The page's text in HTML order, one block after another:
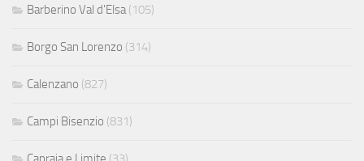
Barberino Val d'Elsa(105)
Borgo San Lorenzo (314)
Calenzano (827)
Campi Bisenzio (831)